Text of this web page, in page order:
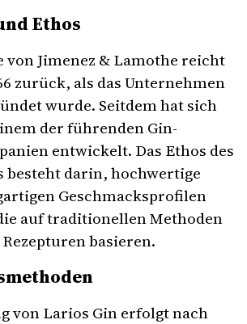
Ethos
von Jimenez & Lamothe reicht
zurück, als das Unternehmen
wurde. Seitdem hat sich
der führenden Gin-
entwickelt. Das Ethos des
besteht darin, hochwertige
Geschmacksprofilen
auf traditionellen Methoden
basieren.
von Larios Gin erfolgt nach